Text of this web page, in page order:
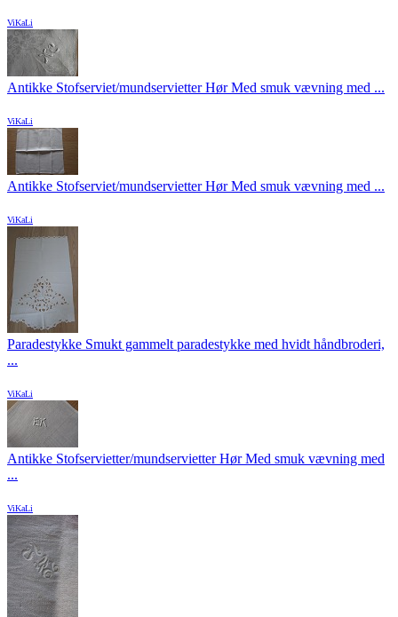
ViKaLi
Antikke Stofserviet/mundservietter Hør Med smuk vævning med ...
ViKaLi
Antikke Stofserviet/mundservietter Hør Med smuk vævning med ...
ViKaLi
Paradestykke Smukt gammelt paradestykke med hvidt håndbroderi,
...
ViKaLi
Antikke Stofservietter/mundservietter Hør Med smuk vævning med
...
ViKaLi